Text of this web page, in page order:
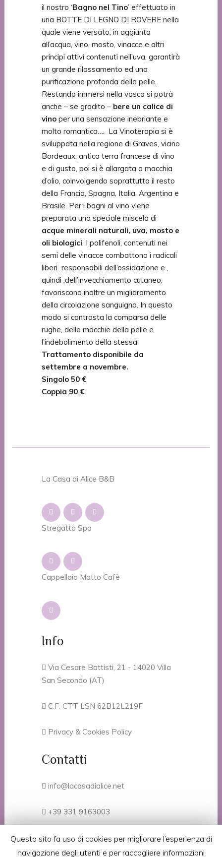
il nostro ‘Bagno nel Tino’ effettuato in
una BOTTE DI LEGNO DI ROVERE nella
quale viene versato, in aggiunta
all’acqua, vino, mosto, vinacce e altri
principi attivi contenuti nell’uva, garantirà
un grande rilassamento ed una
purificazione profonda della pelle.
Restando immersi nella vasca si potrà
anche – se gradito – bere un calice di
vino per una sensazione inebriante e
molto romantica…. La Vinoterapia si è
sviluppata nella regione di Graves, vicino
Bordeaux, antica terra francese di vino
e di gusto, poi si è allargata a macchia
d’olio, coinvolgendo soprattutto il resto
della Francia, Spagna, Italia, Argentina e
Brasile. Per i bagni al vino viene
preparata una speciale miscela di
acque minerali naturali, uva, mosto e
oli biologici. I polifenoli, contenuti nei
semi delle vinacce combattono i radicali
liberi responsabili dell’ossidazione e ,
quindi ,dell’invecchiamento cutaneo,
favoriscono inoltre un miglioramento
della circolazione sanguigna. In questo
modo si contrasta la comparsa delle
rughe, delle macchie della pelle e
l’indebolimento della stessa.
Trattamento disponibile da
settembre a novembre.
Singolo 50 €
Coppia 90 €
La Casa di Alice B&B
Stregatto Spa
Cappellaio Matto Cafè
Info
Via Cesare Battisti, 21 - 14020 Villa
San Secondo (AT)
C.F. CTT LSN 62B12L219F
Privacy & Cookies Policy
Contatti
info@lacasadialice.net
+39 331 9163003
+39 336 925366
Questo sito fa uso di cookies per migliorare l’esperienza di
navigazione degli utenti e per raccogliere informazioni